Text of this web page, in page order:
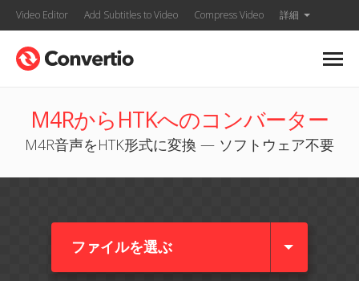
Video Editor Add Subtitles to Video Compress Video 詳細
M4RからHTKへのコンバーター
M4R音声をHTK形式に変換 — ソフトウェア不要
ファイルを選ぶ